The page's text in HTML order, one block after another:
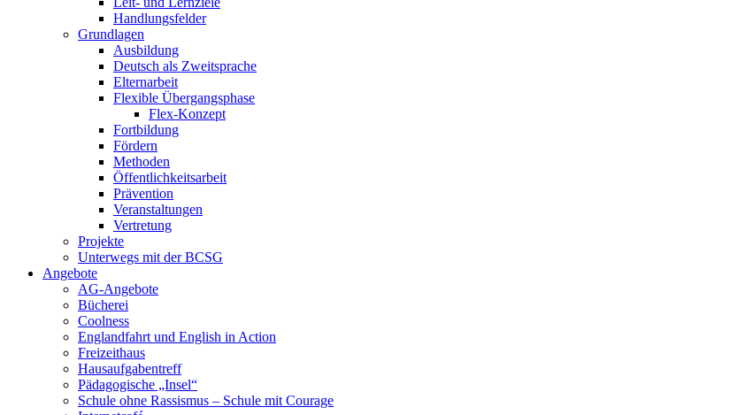
Handlungsfelder
Grundlagen
Ausbildung
Deutsch als Zweitsprache
Elternarbeit
Flexible Übergangsphase
Flex-Konzept
Fortbildung
Fördern
Methoden
Öffentlichkeitsarbeit
Prävention
Veranstaltungen
Vertretung
Projekte
Unterwegs mit der BCSG
Angebote
AG-Angebote
Bücherei
Coolness
Englandfahrt und English in Action
Freizeithaus
Hausaufgabentreff
Pädagogische „Insel“
Schule ohne Rassismus – Schule mit Courage